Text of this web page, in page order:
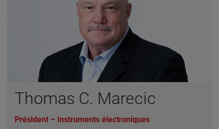
Thomas C. Marecic
Président – Instruments électroniques